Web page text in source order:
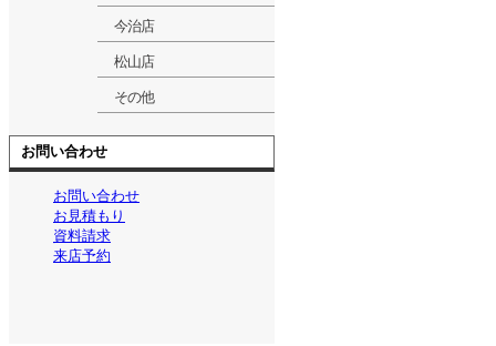
今治店
松山店
その他
お問い合わせ
お問い合わせ
お見積もり
資料請求
来店予約